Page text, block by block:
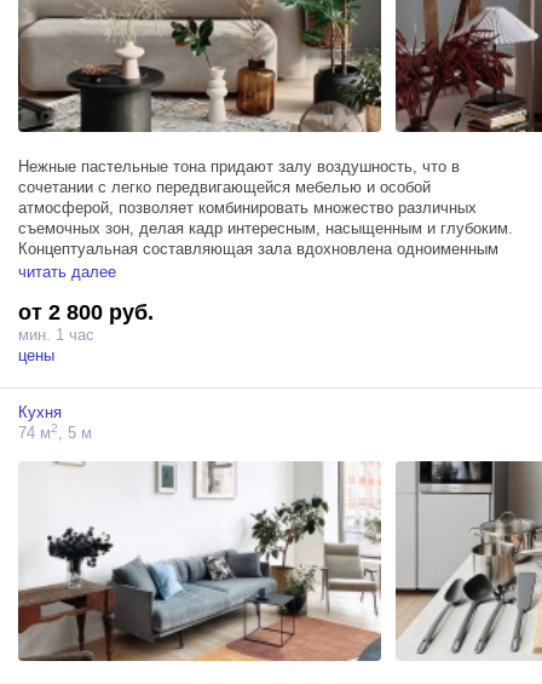
Нежные пастельные тона придают залу воздушность, что в
сочетании с легко передвигающейся мебелью и особой
атмосферой, позволяет комбинировать множество различных
съемочных зон, делая кадр интересным, насыщенным и глубоким.
Концептуальная составляющая зала вдохновлена одноименным
фильмом, а футуристичные формы аксессуаров и элементов и
вместе, создают яркий и свежий микс, способный вдохновлять.
читать далее
от 2 800 руб.
мин. 1 час
цены
Кухня
74 м2, 5 м